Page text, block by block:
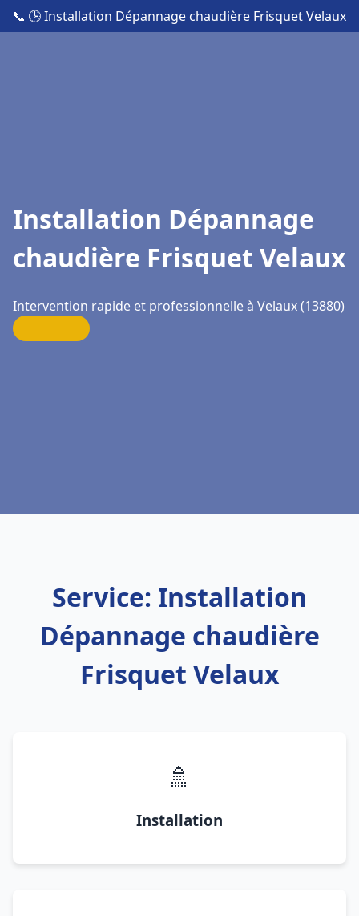
📞 🕒 Installation Dépannage chaudière Frisquet Velaux
Installation Dépannage
chaudière Frisquet Velaux
Intervention rapide et professionnelle à Velaux (13880)
Service: Installation
Dépannage chaudière
Frisquet Velaux
🚿
Installation